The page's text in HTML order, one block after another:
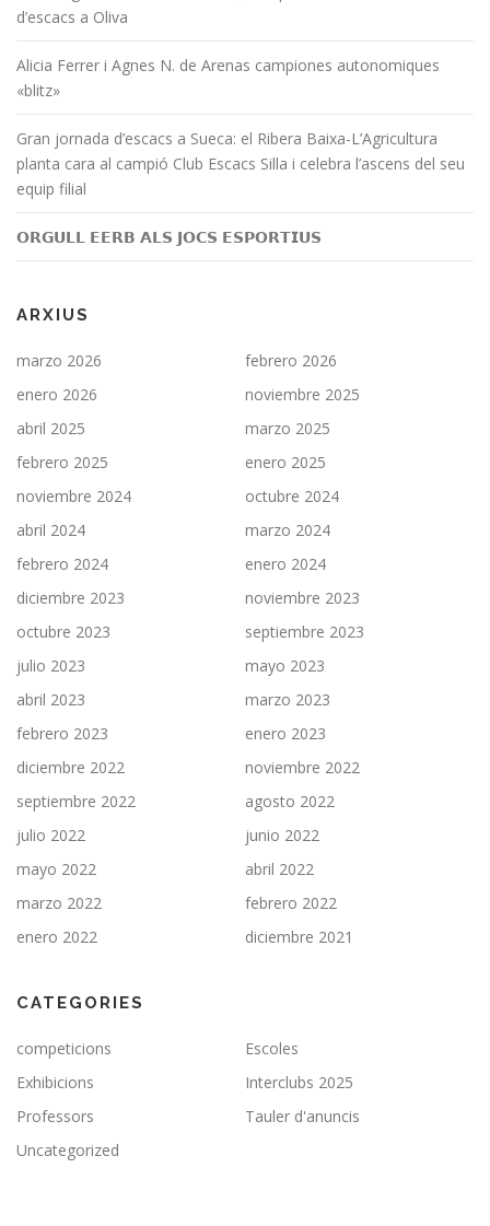
d’escacs a Oliva
Alicia Ferrer i Agnes N. de Arenas campiones autonomiques
«blitz»
Gran jornada d’escacs a Sueca: el Ribera Baixa-L’Agricultura
planta cara al campió Club Escacs Silla i celebra l’ascens del seu
equip filial
𝗢𝗥𝗚𝗨𝗟𝗟 𝗘𝗘𝗥𝗕 𝗔𝗟𝗦 𝗝𝗢𝗖𝗦 𝗘𝗦𝗣𝗢𝗥𝗧𝗜𝗨𝗦
ARXIUS
marzo 2026
febrero 2026
enero 2026
noviembre 2025
abril 2025
marzo 2025
febrero 2025
enero 2025
noviembre 2024
octubre 2024
abril 2024
marzo 2024
febrero 2024
enero 2024
diciembre 2023
noviembre 2023
octubre 2023
septiembre 2023
julio 2023
mayo 2023
abril 2023
marzo 2023
febrero 2023
enero 2023
diciembre 2022
noviembre 2022
septiembre 2022
agosto 2022
julio 2022
junio 2022
mayo 2022
abril 2022
marzo 2022
febrero 2022
enero 2022
diciembre 2021
CATEGORIES
competicions
Escoles
Exhibicions
Interclubs 2025
Professors
Tauler d'anuncis
Uncategorized